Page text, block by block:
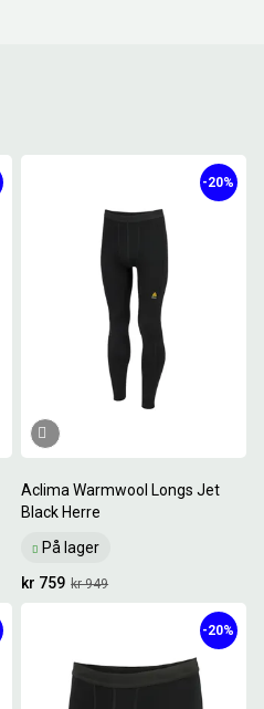
Aclima Warmwool Longs Jet
Black Herre
På lager
-20%
kr 949
kr 759
-20%